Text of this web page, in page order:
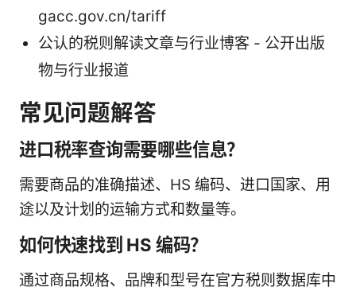
gacc.gov.cn/tariff
公认的税则解读文章与行业博客 - 公开出版
物与行业报道
常见问题解答
进口税率查询需要哪些信息？
需要商品的准确描述、HS 编码、进口国家、用
途以及计划的运输方式和数量等。
如何快速找到 HS 编码？
通过商品规格、品牌和型号在官方税则数据库中